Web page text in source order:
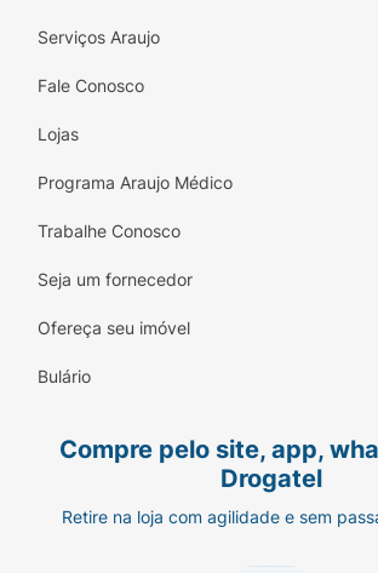
Serviços Araujo
Fale Conosco
Lojas
Programa Araujo Médico
Trabalhe Conosco
Seja um fornecedor
Ofereça seu imóvel
Bulário
Compre pelo site, app,
Drogatel
Retire na loja com agilidade e sem